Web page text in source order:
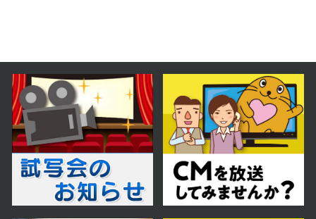
2025年08月01日 放送
第74話
2025年07月31日 放送
第73話